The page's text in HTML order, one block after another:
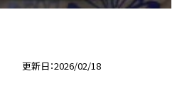
更新日 2026/02/18